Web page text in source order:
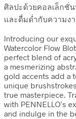
ศิลปะด้วยคอลเล็กชั่
และดื่มด่ำกับความง
Introducing our
Watercolor Flow
perfect blend of
a mesmerizing
gold accents add a
unique
true masterpiece.
with PENNELLO’s
and indulge in the